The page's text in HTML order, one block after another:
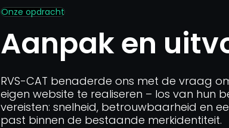
Onze opdracht
Aanpak en
RVS-CAT benaderde ons met de vraag
eigen website te realiseren – los van hun
vereisten: snelheid, betrouwbaarheid en
past binnen de bestaande merkidentiteit.